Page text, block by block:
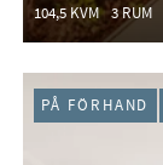
104,5 KVM 3 RUM
PÅ FÖRHAND